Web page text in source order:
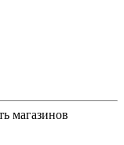
магазинов